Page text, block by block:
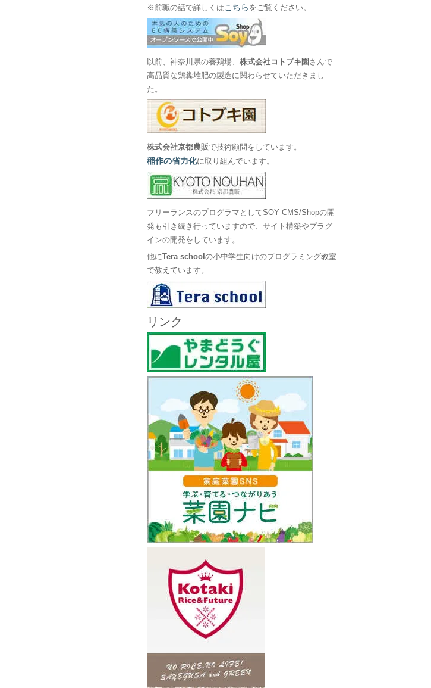
※前職の話で詳しくは こちら をご覧ください。
以前、神奈川県の養鶏場、株式会社コトブキ園 さんで
高品質な鶏糞堆肥の製造に関わらせていただきまし
た。
株式会社京都農販で技術顧問をしています。
稲作の省力化に取り組んでいます。
フリーランスのプログラマとしてSOY CMS/Shopの開
発も引き続き行っていますので、サイト構築やプラグ
インの開発をしています。
他にTera schoolの小中学生向けのプログラミング教室
で教えています。
リンク